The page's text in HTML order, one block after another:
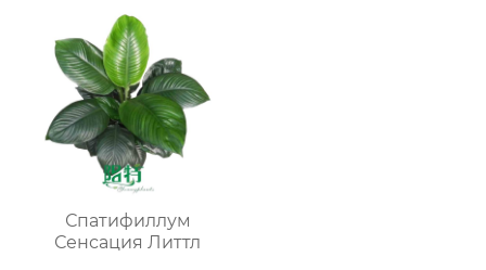
Спатифиллум
Сенсация Литтл